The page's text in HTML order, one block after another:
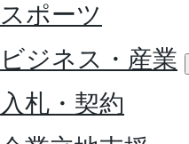
スポーツ
ビジネス・産業
入札・契約